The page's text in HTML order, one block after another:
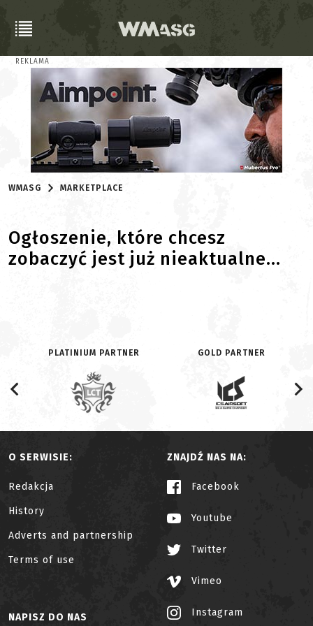
REKLAMA
WMASG MARKETPLACE
Ogłoszenie, które chcesz
zobaczyć jest już nieaktualne...
PLATINIUM PARTNER GOLD PARTNER
O SERWISIE:
Redakcja
History
Adverts and partnership
Terms of use
ZNAJDŹ NAS NA:
Facebook
Youtube
Twitter
Vimeo
Instagram
NAPISZ DO NAS